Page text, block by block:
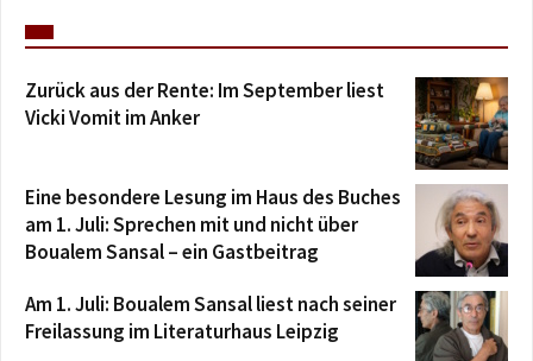
Zurück aus der Rente: Im September liest
Vicki Vomit im Anker
Eine besondere Lesung im Haus des Buches
am 1. Juli: Sprechen mit und nicht über
Boualem Sansal – ein Gastbeitrag
Am 1. Juli: Boualem Sansal liest nach seiner
Freilassung im Literaturhaus Leipzig